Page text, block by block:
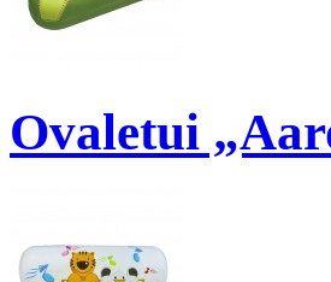
Ovaletui